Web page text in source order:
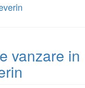
vanzare in